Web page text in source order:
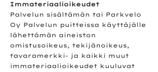
Immateriaalioikeudet
Palvelun sisältämän tai Parkvelo
Oy Palvelun puitteissa käyttäjälle
lähettämän aineiston
omistusoikeus, tekijänoikeus,
tavaramerkki- ja kaikki muut
immateriaalioikeudet kuuluvat